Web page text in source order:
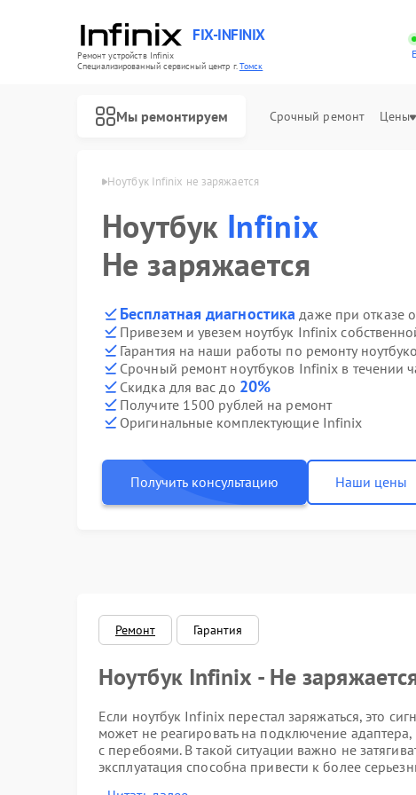
FIX-INFINIX
Ремонт устройств Infinix
Специализированный cервисный центр г.Томск
Мы ремонтируем Срочный ремонт Цены
Infinix в Томске Ноутбук Infinix не заряжается
Ноутбук Infinix
Не заряжается
Бесплатная диагностика даже при отказе
Привезем и увезем ноутбук Infinix
Гарантия на наши работы по ремонту
Срочный ремонт ноутбуков Infinix в течении
Скидка для вас до 20%
Получите 1500 рублей на ремонт
Оригинальные комплектующие Infinix
Получить консультацию Наши цены
Ремонт Гарантия
Ноутбук Infinix - Не
Если ноутбук Infinix перестал заряжаться, это
может не реагировать на подключение
с перебоями. В такой ситуации важно не
эксплуатация способна привести к более